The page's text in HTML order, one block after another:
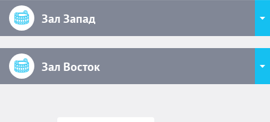
Зал Запад
Зал Восток